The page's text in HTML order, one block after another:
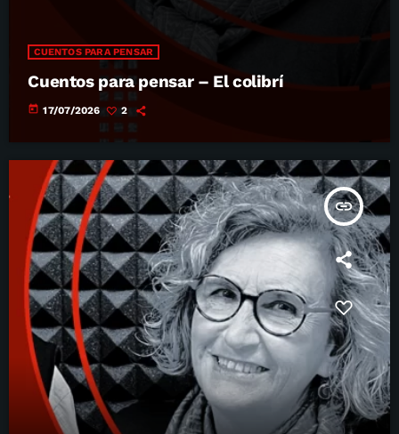
CUENTOS PARA PENSAR
Cuentos para pensar – El colibrí
today 17/07/2026 2
insert_link